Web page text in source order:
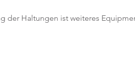
der Haltungen ist weiteres